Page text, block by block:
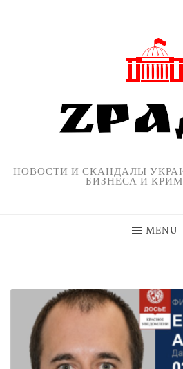
НОВОСТИ И СКАНДАЛЫ
БИЗНЕСА И
MENU